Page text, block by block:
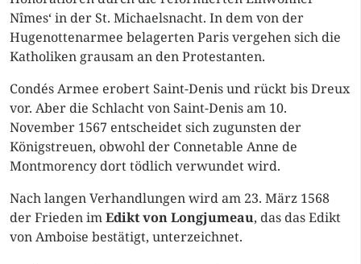
Nîmes‘ in der St. Michaelsnacht. In dem von der
Hugenottenarmee belagerten Paris vergehen sich die
Katholiken grausam an den Protestanten.
Condés Armee erobert Saint-Denis und rückt bis Dreux
vor. Aber die Schlacht von Saint-Denis am 10.
November 1567 entscheidet sich zugunsten der
Königstreuen, obwohl der Connetable Anne de
Montmorency dort tödlich verwundet wird.
Nach langen Verhandlungen wird am 23. März 1568
der Frieden imEdikt von Longjumeau, das das Edikt
von Amboise bestätigt, unterzeichnet.